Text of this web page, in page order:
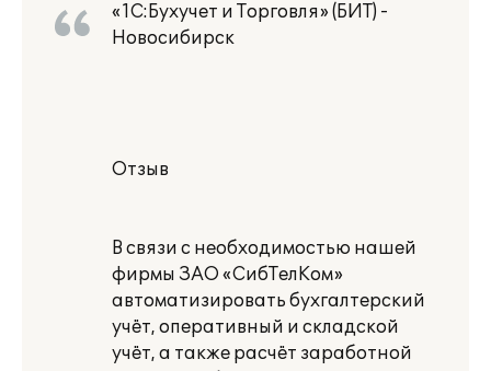
«1С:Бухучет и Торговля» (БИТ) -
Новосибирск
Отзыв
В связи с необходимостью нашей
фирмы ЗАО «СибТелКом»
автоматизировать бухгалтерский
учёт, оперативный и складской
учёт, а также расчёт заработной